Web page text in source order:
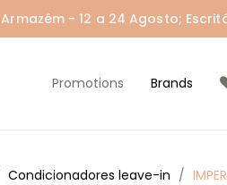
- 12 a 24 Agosto;
Promotions Brands
Condicionadores leave-in